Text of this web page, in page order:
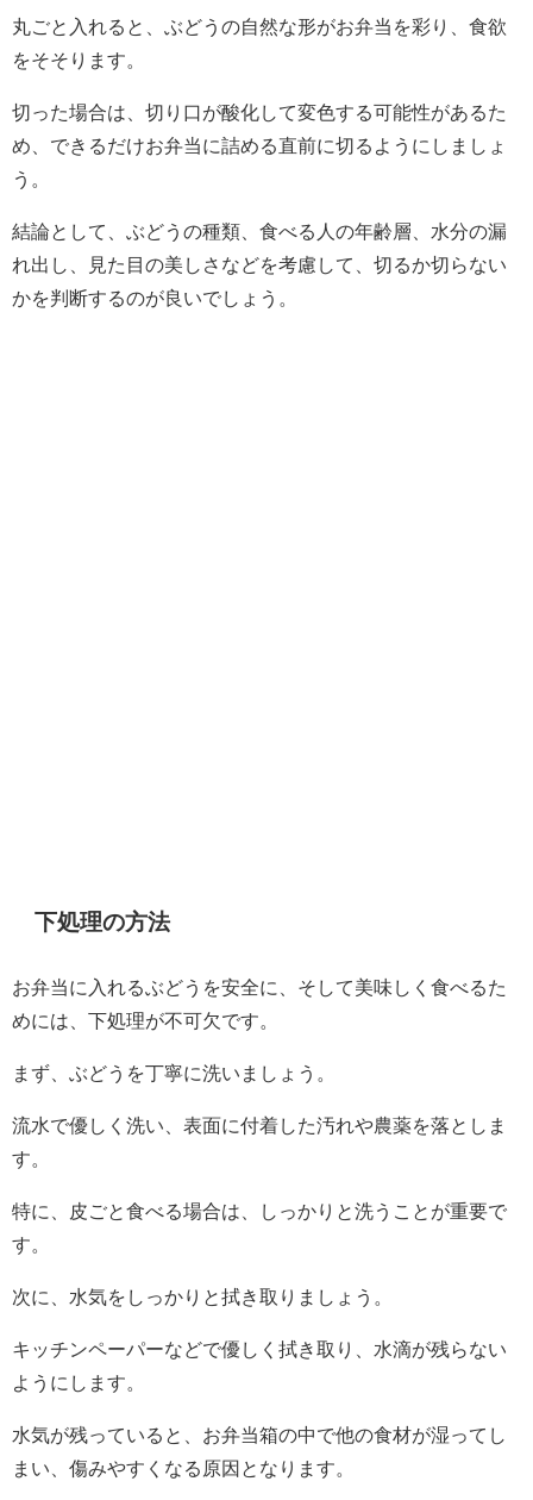
丸ごと入れると、ぶどうの自然な形がお弁当を彩り、食欲
をそそります。
切った場合は、切り口が酸化して変色する可能性があるた
め、できるだけお弁当に詰める直前に切るようにしましょ
う。
結論として、ぶどうの種類、食べる人の年齢層、水分の漏
れ出し、見た目の美しさなどを考慮して、切るか切らない
かを判断するのが良いでしょう。
下処理の方法
お弁当に入れるぶどうを安全に、そして美味しく食べるた
めには、下処理が不可欠です。
まず、ぶどうを丁寧に洗いましょう。
流水で優しく洗い、表面に付着した汚れや農薬を落としま
す。
特に、皮ごと食べる場合は、しっかりと洗うことが重要で
す。
次に、水気をしっかりと拭き取りましょう。
キッチンペーパーなどで優しく拭き取り、水滴が残らない
ようにします。
水気が残っていると、お弁当箱の中で他の食材が湿ってし
まい、傷みやすくなる原因となります。